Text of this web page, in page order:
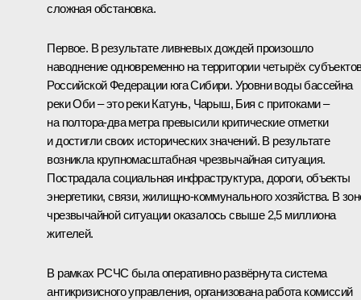
сложная обстановка.
Первое. В результате ливневых дождей произошло
наводнение одновременно на территории четырёх
Российской Федерации юга Сибири. Уровни воды бассейна
реки Оби – это реки Катунь, Чарыш, Бия с притоками –
на полтора-два метра превысили критические отметки
и достигли своих исторических значений. В результате
возникла крупномасштабная чрезвычайная ситуация.
Пострадала социальная инфраструктура, дороги, объекты
энергетики, связи, жилищно-коммунального хозяйства. В
чрезвычайной ситуации оказалось свыше 2,5 миллиона
жителей.
В рамках РСЧС была оперативно развёрнута система
антикризисного управления, организована работа комиссий